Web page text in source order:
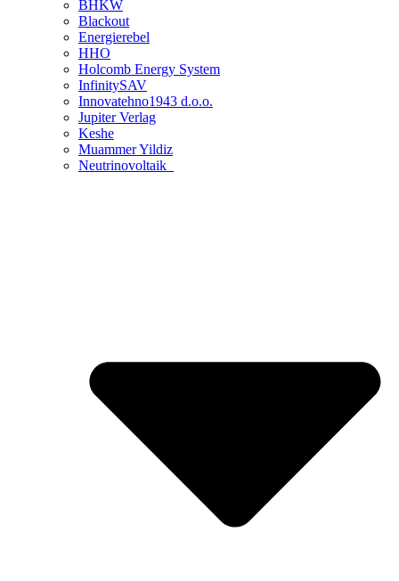
BHKW
Blackout
Energierebel
HHO
Holcomb Energy System
InfinitySAV
Innovatehno1943 d.o.o.
Jupiter Verlag
Keshe
Muammer Yildiz
Neutrinovoltaik